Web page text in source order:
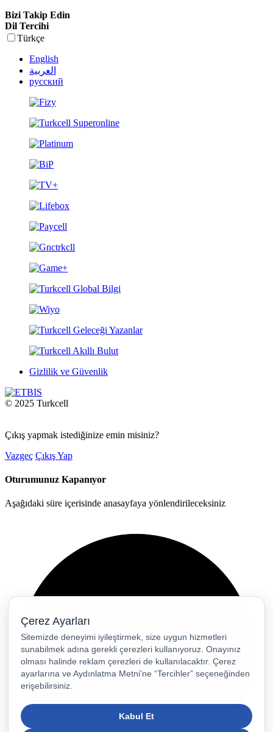
Bizi Takip Edin
Dil Tercihi
Türkçe
English
العربية
русский
Gizlilik ve Güvenlik
© 2025 Turkcell
Çıkış yapmak istediğinize emin misiniz?
Vazgeç Çıkış Yap
Oturumunuz Kapanıyor
Aşağıdaki süre içerisinde anasayfaya yönlendirileceksiniz